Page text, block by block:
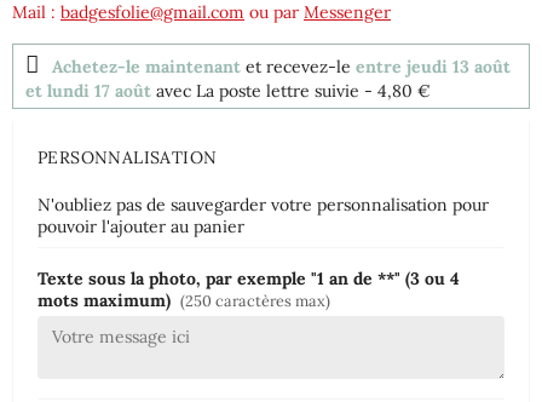
Mail : badgesfolie@gmail.com ou par Messenger
Achetez-le maintenant et recevez-le entre jeudi 13 août
et lundi 17 août avec La poste lettre suivie - 4,80 €
PERSONNALISATION
N'oubliez pas de sauvegarder votre personnalisation pour
pouvoir l'ajouter au panier
Texte sous la photo, par exemple "1 an de **" (3 ou 4
mots maximum) (250 caractères max)